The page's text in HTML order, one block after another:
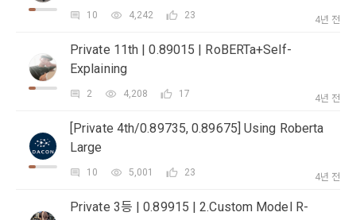
한다.
제 3 조 (효력의 발생 및 변경)
본 약관은 온라인을 통하여 “회원”에게 공시함으로써 효력을 발
1. "회사"는 이 약관의 내용과 상호, 영업소 소재지, 대표자의 성
명, 사업자등록번호, 연락처 등을 "회원"이 알 수 있도록 초기 화
면에 게시하거나 기타의 방법으로 "회원"에게 공지해야 한다.
2. "회사"는 약관의규제등에관한법률, 전기통신기본법, 전기통
신사업법, 정보통신망이용촉진등에관한법률, 전자상거래 등에
서의 소비자보호에 관한 법률, 전자문서 및 전자거래기본법, 전
본인인증, 채용정보 매칭 및 컨텐츠 제공을 위한 개인식별, 회원
방지와 비인가 사용방지
3) 서비스 개발 및 마케팅ㆍ광고 활용
맞춤 서비스 제공, 서비스 안내 및 이용권유, 서비스 개선 및 신
규 서비스 개발을 위한 통계 및 접속빈도 파악, 통계학적 특성에
따른 광고, 이벤트 정보 및 참여기회 제공
4) 고용 및 취업동향 파악을 위한 통계학적 분석, 서비스 고도화
10 4,242 23 4년 전
Private 11th | 0.89015 | RoBERTa+Self-
Explaining
2 4,208 17 4년 전
[Private 4th/0.89735, 0.89675] Using Roberta
Large
10 5,001 23 4년 전
Private 3등 | 0.89915 | 2.Custom Model R-